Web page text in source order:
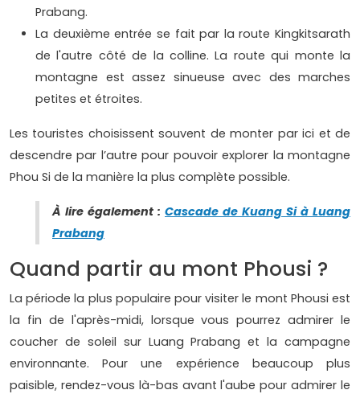
Prabang.
La deuxième entrée se fait par la route Kingkitsarath
de l'autre côté de la colline. La route qui monte la
montagne est assez sinueuse avec des marches
petites et étroites.
Les touristes choisissent souvent de monter par ici et de
descendre par l’autre pour pouvoir explorer la montagne
Phou Si de la manière la plus complète possible.
À lire également : Cascade de Kuang Si à Luang
Prabang
Quand partir au mont Phousi ?
La période la plus populaire pour visiter le mont Phousi est
la fin de l'après-midi, lorsque vous pourrez admirer le
coucher de soleil sur Luang Prabang et la campagne
environnante. Pour une expérience beaucoup plus
paisible, rendez-vous là-bas avant l'aube pour admirer le